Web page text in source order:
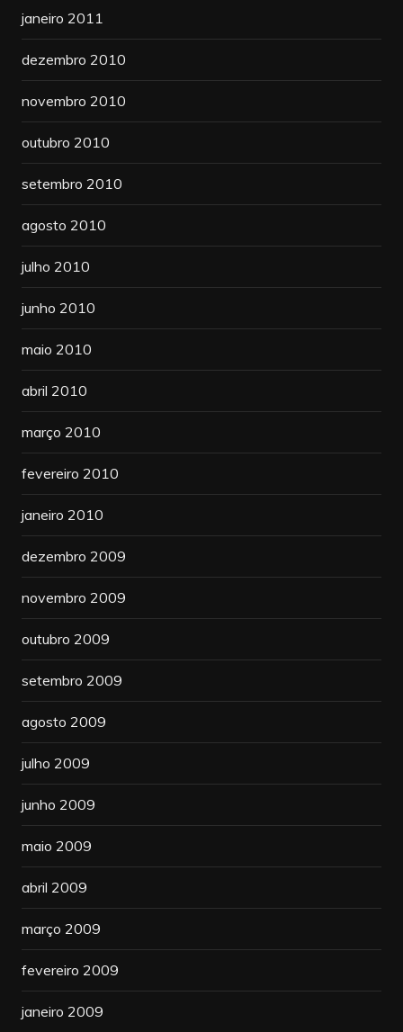
janeiro 2011
dezembro 2010
novembro 2010
outubro 2010
setembro 2010
agosto 2010
julho 2010
junho 2010
maio 2010
abril 2010
março 2010
fevereiro 2010
janeiro 2010
dezembro 2009
novembro 2009
outubro 2009
setembro 2009
agosto 2009
julho 2009
junho 2009
maio 2009
abril 2009
março 2009
fevereiro 2009
janeiro 2009